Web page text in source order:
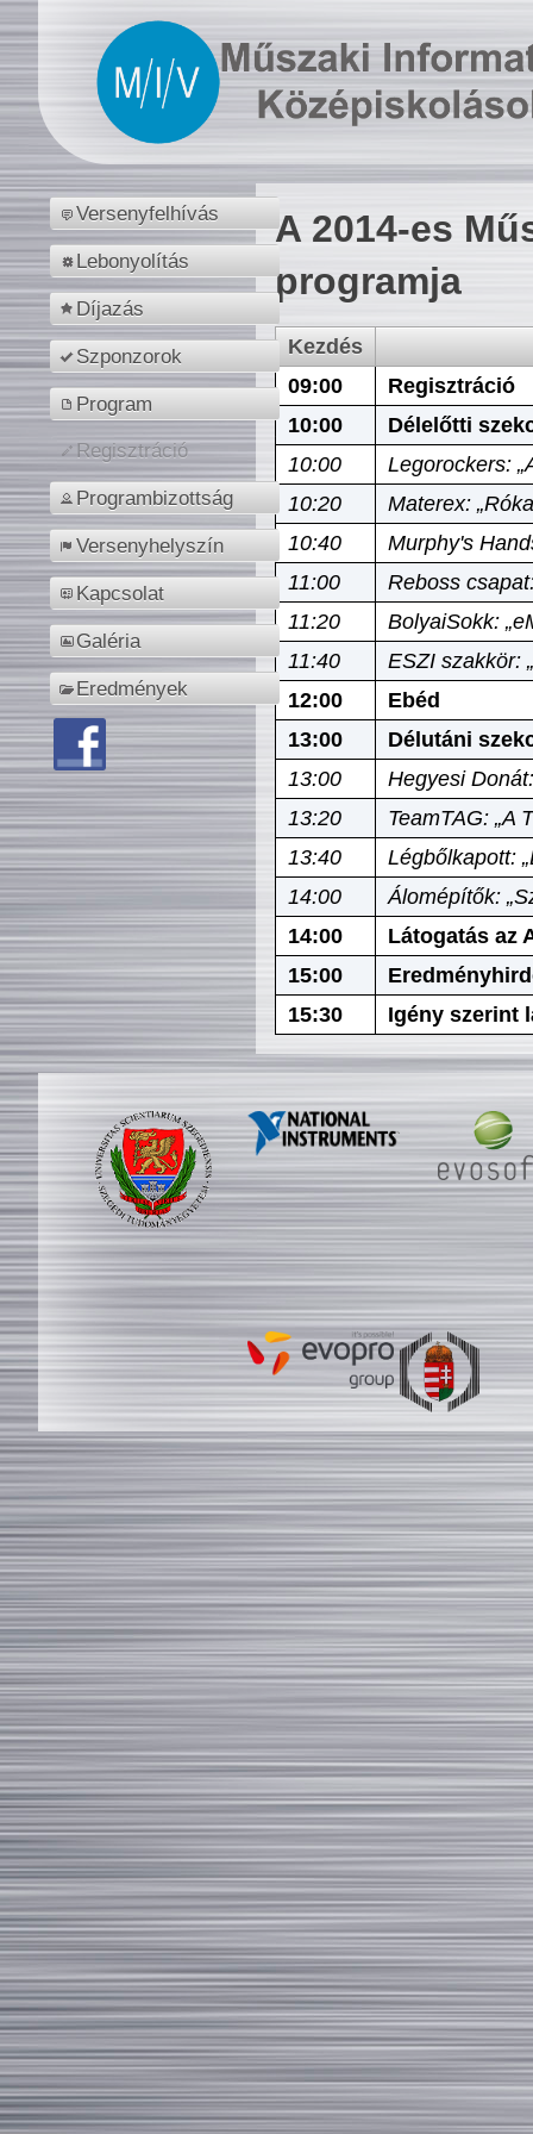
Versenyfelhívás
Lebonyolítás
Díjazás
Szponzorok
Program
Regisztráció
Programbizottság
Versenyhelyszín
Kapcsolat
Galéria
Eredmények
A 2014-es
programja
Kezdés
09:00
Regisztráció
10:00
Délelőtti
10:00
Legorockers:
10:20
Materex:
10:40
Murphy's
11:00
Reboss
11:20
BolyaiSokk:
11:40
ESZI szakkör:
12:00
Ebéd
13:00
Délutáni
13:00
Hegyesi
13:20
TeamTAG: „A
13:40
Légbőlkapott:
14:00
Álomépítők:
14:00
Látogatás az
15:00
15:30
Igény szerint